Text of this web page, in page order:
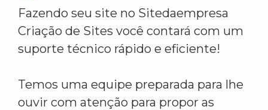
Fazendo seu site no Sitedaempresa
Criação de Sites você contará com um
suporte técnico rápido e eficiente!
Temos uma equipe preparada para lhe
ouvir com atenção para propor as